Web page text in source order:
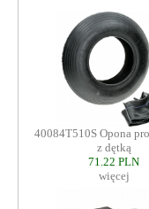
40084T510S Opona
z dętką
71.22 PLN
więcej